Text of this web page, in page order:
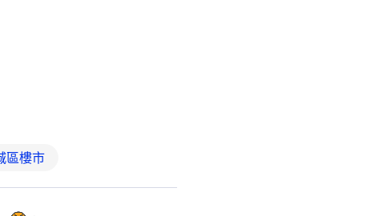
匯」最快本月開售 全盤263